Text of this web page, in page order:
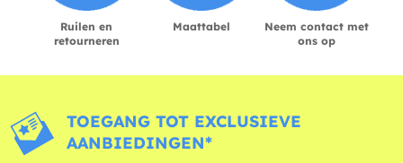
Ruilen en
retourneren
Maattabel
Neem contact met
ons op
TOEGANG TOT EXCLUSIEVE
AANBIEDINGEN*